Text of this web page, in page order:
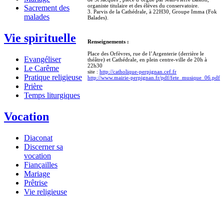
Sacrement des
malades
Vie spirituelle
Evangéliser
Le Carême
Pratique religieuse
Prière
Temps liturgiques
Vocation
Diaconat
Discerner sa
vocation
Fiançailles
Mariage
Prêtrise
Vie religieuse
organiste titulaire et des élèves du conservatoire.
3. Parvis de la Cathédrale, à 22H30, Groupe Imma (Fok
Balades).
Renseignements :
Place des Orfèvres, rue de l’Argenterie (derrière le
théâtre) et Cathédrale, en plein centre-ville de 20h à
22h30
site : http://catholique-perpignan.cef.fr
http://www.mairie-perpignan.fr/pdf/fete_musique_06.pdf